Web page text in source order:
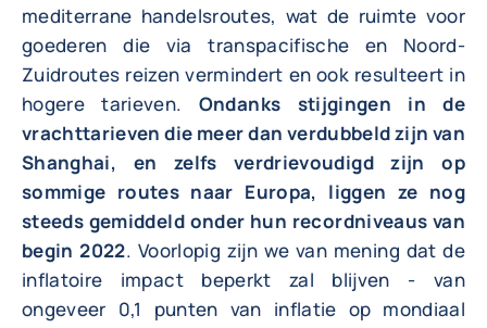
mediterrane handelsroutes, wat de ruimte voor
goederen die via transpacifische en Noord-
Zuidroutes reizen vermindert en ook resulteert in
hogere tarieven. Ondanks stijgingen in de
vrachttarieven die meer dan verdubbeld zijn van
Shanghai, en zelfs verdrievoudigd zijn op
sommige routes naar Europa, liggen ze nog
steeds gemiddeld onder hun recordniveaus van
begin 2022. Voorlopig zijn we van mening dat de
inflatoire impact beperkt zal blijven - van
ongeveer 0,1 punten van inflatie op mondiaal